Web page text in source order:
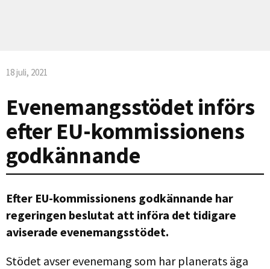
18 juli, 2021
Evenemangsstödet införs
efter EU-kommissionens
godkännande
Efter EU-kommissionens godkännande har
regeringen beslutat att införa det tidigare
aviserade evenemangsstödet.
Stödet avser evenemang som har planerats äga